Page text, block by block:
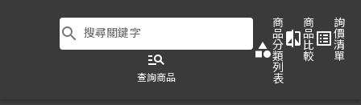
search 搜尋關鍵字
manage_search
查詢商品
category
商
品
分
類
列
表
compare
商
品
比
較
list_alt
詢
價
清
單
商用投影機